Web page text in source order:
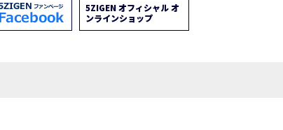
5ZIGEN オフィシャル オ
ンラインショップ